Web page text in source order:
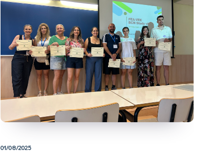
01/08/2025